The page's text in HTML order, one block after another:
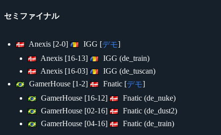
セミファイナル
Anexis [2-0] IGG [デモ]
Anexis [16-13]
IGG (de_train)
Anexis [16-03]
IGG (de_tuscan)
GamerHouse [1-2]
Fnatic [デモ]
GamerHouse [16-12]
Fnatic (de_nuke)
GamerHouse [02-16]
Fnatic (de_dust2)
GamerHouse [04-16]
Fnatic (de_train)